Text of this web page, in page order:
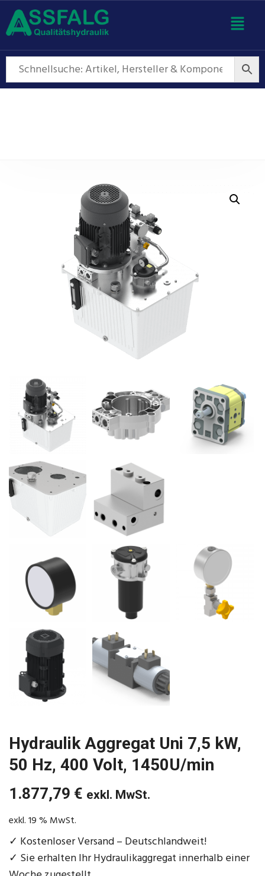
Hydraulik Aggregat Uni 7,5 kW,
50 Hz, 400 Volt, 1450U/min
1.877,79 € exkl. MwSt.
exkl. 19 % MwSt.
✓ Kostenloser Versand – Deutschlandweit!
✓ Sie erhalten Ihr Hydraulikaggregat innerhalb einer